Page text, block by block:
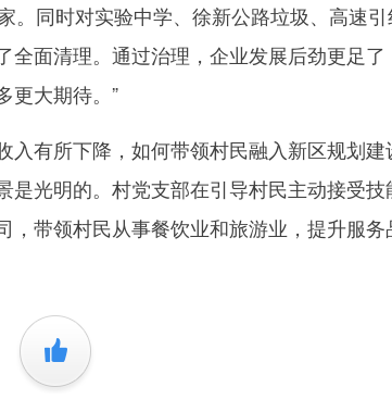
。同时对实验中学、徐新公路垃圾、高速
全面清理。通过治理，企业发展后劲更足了
更大期待。”
有所下降，如何带领村民融入新区规划建
是光明的。村党支部在引导村民主动接受技
，带领村民从事餐饮业和旅游业，提升服务
+1